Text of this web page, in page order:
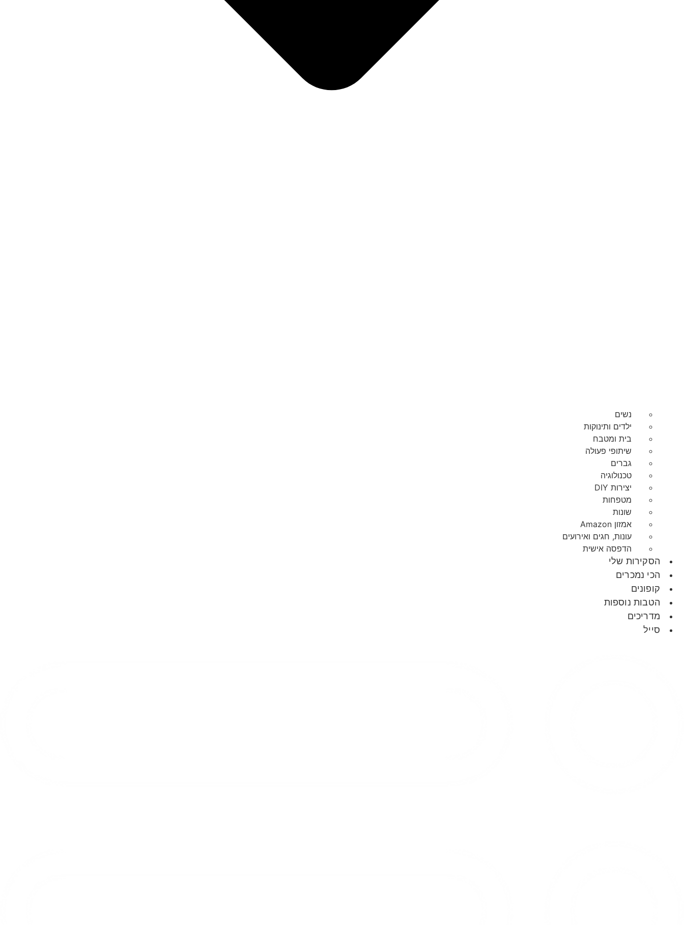
נשים
ילדים ותינוקות
בית ומטבח
שיתופי פעולה
גברים
טכנולוגיה
יצירות DIY
מטפחות
שונות
אמזון Amazon
עונות, חגים ואירועים
הדפסה אישית
הסקירות שלי
הכי נמכרים
קופונים
הטבות נוספות
מדריכים
סייל